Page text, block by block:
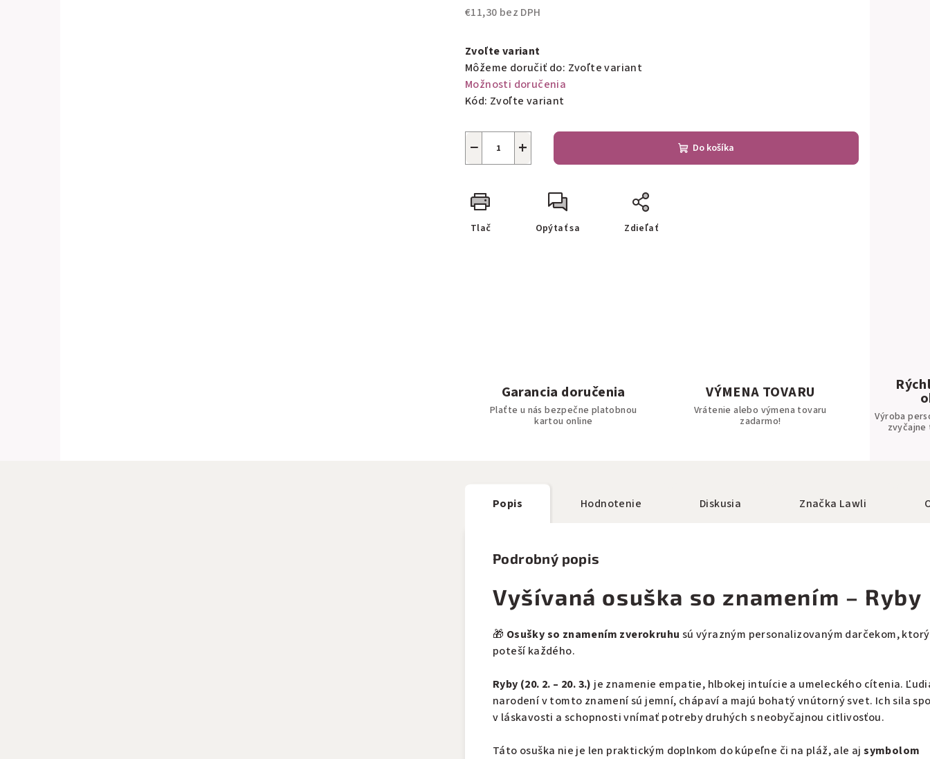
€11,30 bez DPH
cena:
Zvoľte variant
Môžeme doručiť do: Zvoľte variant
Možnosti doručenia
Kód: Zvoľte variant
+
− Do košíka
Tlač Opýtať sa Zdieľať
Garancia doručenia
Plaťte u nás bezpečne platobnou
kartou online
VÝMENA TOVARU
Vrátenie alebo výmena tovaru
zadarmo!
Výroba
zvyčajne
Popis Hodnotenie Diskusia Značka Lawli
Podrobný popis
Vyšívaná osuška so znamením – Ryby
🎁 Osušky so znamením zverokruhu sú výrazným personalizovaným darčekom, ktorý
poteší každého.
Ryby (20. 2. – 20. 3.) je znamenie empatie, hlbokej intuície a umeleckého cítenia.
narodení v tomto znamení sú jemní, chápaví a majú bohatý vnútorný svet. Ich sila
v láskavosti a schopnosti vnímať potreby druhých s neobyčajnou citlivosťou.
Táto osuška nie je len praktickým doplnkom do kúpeľne či na pláž, ale ajsymbolom